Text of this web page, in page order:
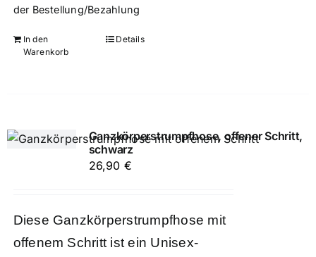
der Bestellung/Bezahlung
In den
Warenkorb
Details
Ganzkörperstrumpfhose, offener Schritt,
schwarz
26,90 €
Diese Ganzkörperstrumpfhose mit
offenem Schritt ist ein Unisex-